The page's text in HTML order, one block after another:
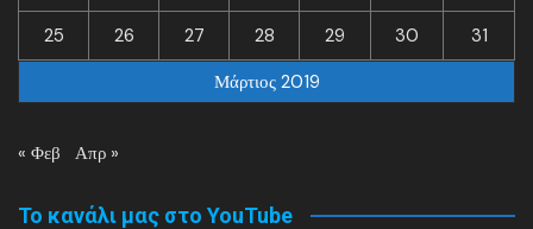
Μάρτιος 2019
25 26 27 28 29 30 31
« Φεβ Απρ »
Το κανάλι μας στο YouTube